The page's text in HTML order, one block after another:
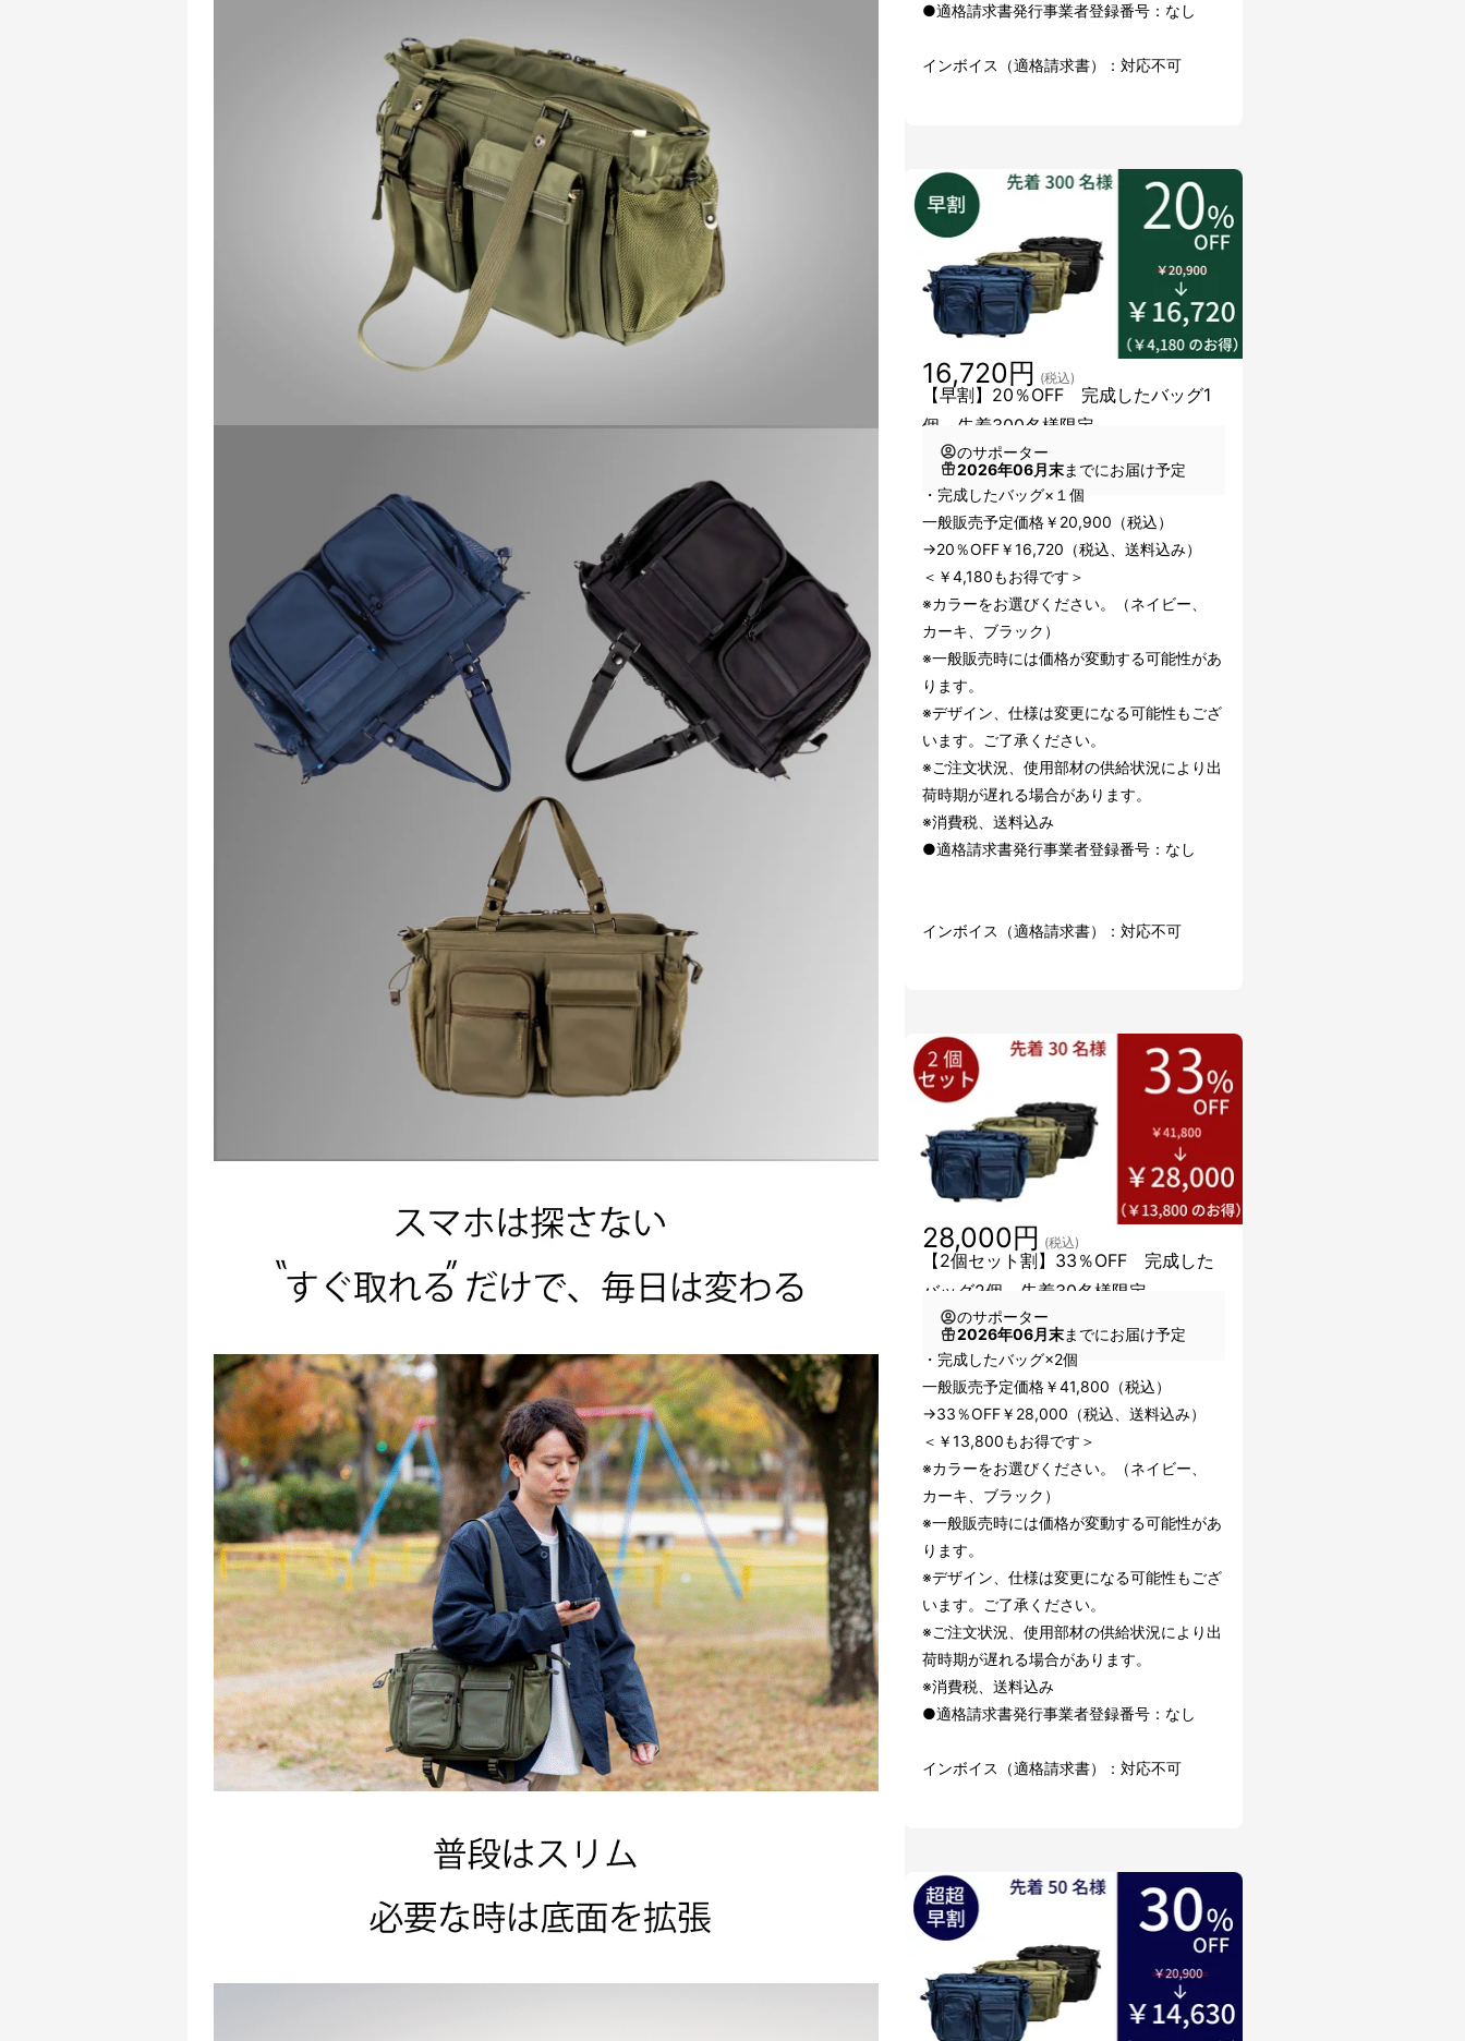
●適格請求書発行事業者登録番号：なし
インボイス（適格請求書）：対応不可
【早割】20％OFF 完成したバッグ1
個 先着300名様限定
16,720円 (税込)
のサポーター
2026年06月末までにお届け予定
・完成したバッグ×１個
一般販売予定価格￥20,900（税込）
→20％OFF￥16,720（税込、送料込み）
＜￥4,180もお得です＞
※カラーをお選びください。（ネイビー、
カーキ、ブラック）
※一般販売時には価格が変動する可能性があ
ります。
※デザイン、仕様は変更になる可能性もござ
います。ご了承ください。
※ご注文状況、使用部材の供給状況により出
荷時期が遅れる場合があります。
※消費税、送料込み
●適格請求書発行事業者登録番号：なし
インボイス（適格請求書）：対応不可
【2個セット割】33％OFF 完成した
バッグ2個 先着30名様限定
28,000円 (税込)
のサポーター
2026年06月末までにお届け予定
・完成したバッグ×2個
一般販売予定価格￥41,800（税込）
→33％OFF￥28,000（税込、送料込み）
＜￥13,800もお得です＞
※カラーをお選びください。（ネイビー、
カーキ、ブラック）
※一般販売時には価格が変動する可能性があ
ります。
※デザイン、仕様は変更になる可能性もござ
います。ご了承ください。
※ご注文状況、使用部材の供給状況により出
荷時期が遅れる場合があります。
※消費税、送料込み
●適格請求書発行事業者登録番号：なし
インボイス（適格請求書）：対応不可